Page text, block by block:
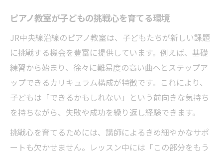
ピアノ教室が子どもの挑戦心を育てる環境
JR中央線沿線のピアノ教室は、子どもたちが新しい課題
に挑戦する機会を豊富に提供しています。例えば、基礎
練習から始まり、徐々に難易度の高い曲へとステップア
ップできるカリキュラム構成が特徴です。これにより、
子どもは「できるかもしれない」という前向きな気持ち
を持ちながら、失敗や成功を繰り返し経験できます。
挑戦心を育てるためには、講師によるきめ細やかなサポ
ートも欠かせません。レッスン中には「この部分をもう